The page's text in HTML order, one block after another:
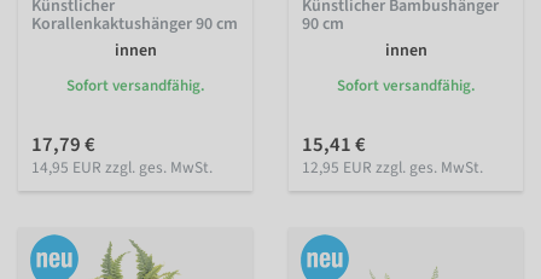
Künstlicher
Korallenkaktushänger 90 cm
innen
Sofort versandfähig.
17,79 €
14,95 EUR zzgl. ges. MwSt.
Künstlicher Bambushänger
90 cm
innen
Sofort versandfähig.
15,41 €
12,95 EUR zzgl. ges. MwSt.